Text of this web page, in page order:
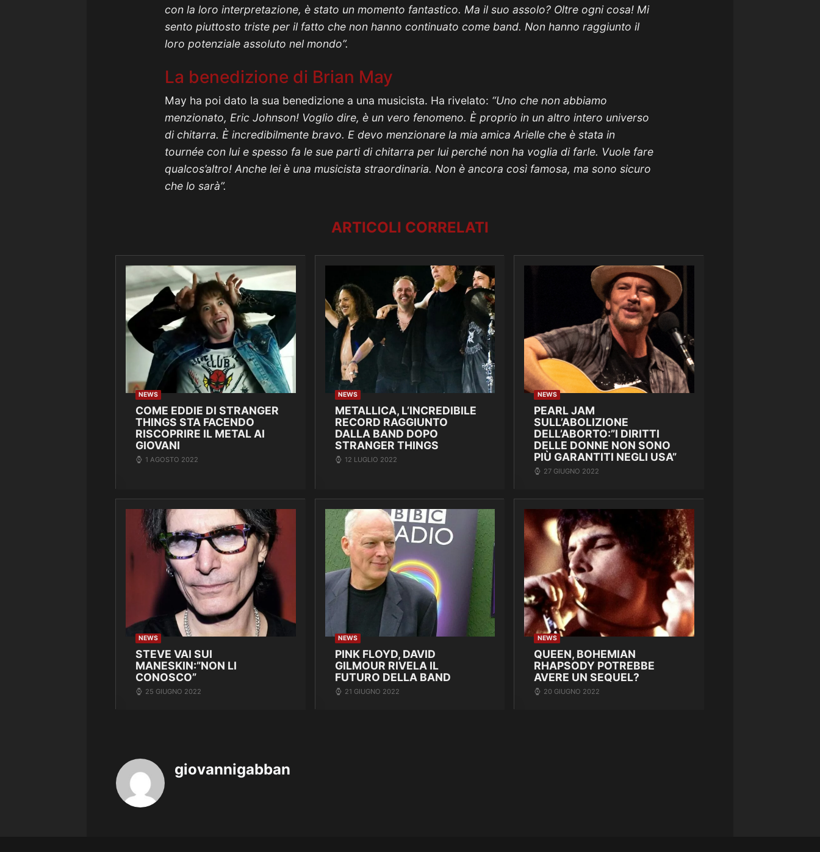
con la loro interpretazione, è stato un momento fantastico. Ma il suo assolo? Oltre ogni cosa! Mi
sento piuttosto triste per il fatto che non hanno continuato come band. Non hanno raggiunto il
loro potenziale assoluto nel mondo”.
La benedizione di Brian May
May ha poi dato la sua benedizione a una musicista. Ha rivelato: “Uno che non abbiamo
menzionato, Eric Johnson! Voglio dire, è un vero fenomeno. È proprio in un altro intero universo
di chitarra. È incredibilmente bravo. E devo menzionare la mia amica Arielle che è stata in
tournée con lui e spesso fa le sue parti di chitarra per lui perché non ha voglia di farle. Vuole fare
qualcos’altro! Anche lei è una musicista straordinaria. Non è ancora così famosa, ma sono sicuro
che lo sarà”.
ARTICOLI CORRELATI
NEWS
COME EDDIE DI STRANGER
THINGS STA FACENDO
RISCOPRIRE IL METAL AI
GIOVANI
1 AGOSTO 2022
NEWS
METALLICA, L’INCREDIBILE
RECORD RAGGIUNTO
DALLA BAND DOPO
STRANGER THINGS
12 LUGLIO 2022
NEWS
PEARL JAM
SULL’ABOLIZIONE
DELL’ABORTO:”I DIRITTI
DELLE DONNE NON SONO
PIÙ GARANTITI NEGLI USA”
27 GIUGNO 2022
NEWS
STEVE VAI SUI
MANESKIN:”NON LI
CONOSCO”
25 GIUGNO 2022
NEWS
PINK FLOYD, DAVID
GILMOUR RIVELA IL
FUTURO DELLA BAND
21 GIUGNO 2022
NEWS
QUEEN, BOHEMIAN
RHAPSODY POTREBBE
AVERE UN SEQUEL?
20 GIUGNO 2022
giovannigabban